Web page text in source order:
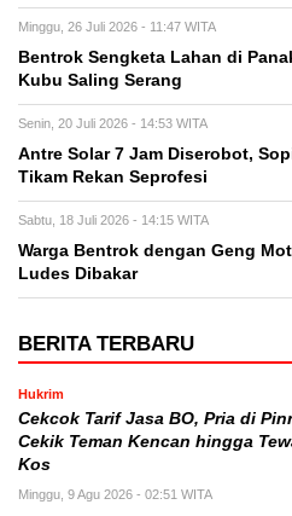
Minggu, 26 Juli 2026 - 11:47 WITA
Bentrok Sengketa Lahan di
Kubu Saling Serang
Senin, 20 Juli 2026 - 14:53 WITA
Antre Solar 7 Jam Diserobot,
Tikam Rekan Seprofesi
Sabtu, 18 Juli 2026 - 14:15 WITA
Warga Bentrok dengan Geng
Ludes Dibakar
BERITA TERBARU
Hukrim
Cekcok Tarif Jasa BO, Pria di
Cekik Teman Kencan hingga
Kos
Minggu, 9 Agu 2026 - 02:51 WITA